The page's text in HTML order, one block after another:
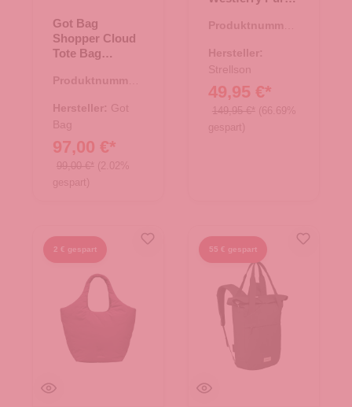
Got Bag
Shopper Cloud
Tote Bag
Produktnummer:
Hersteller: Got
Bag
97,00 €*
99,00 €* (2.02%
gespart)
Produktnummer:
Hersteller:
Strellson
49,95 €*
149,95 €* (66.69%
gespart)
2 € gespart 55 € gespart